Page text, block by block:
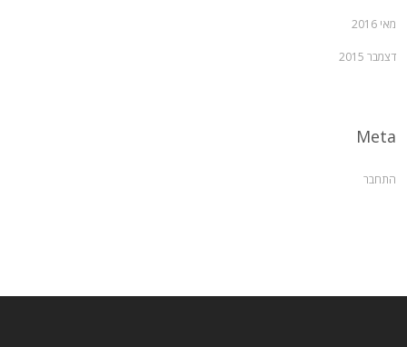
מאי 2016
דצמבר 2015
Meta
התחבר